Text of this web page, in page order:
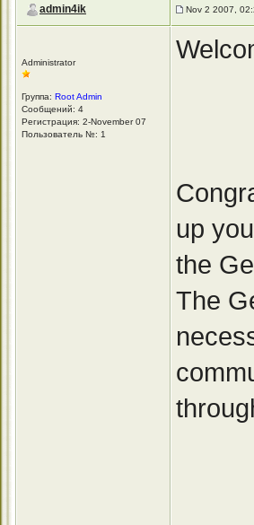
admin4ik Nov 2 2007,
Administrator
Группа: Root Admin
Сообщений: 4
Регистрация: 2-November 07
Пользователь №: 1
up
the
The